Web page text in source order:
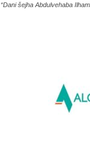
“Dani šejha Abdulvehaba